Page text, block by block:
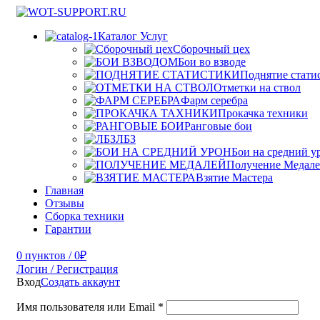
Каталог Услуг
Сборочный цех
Бои во взводе
Поднятие
Отметки на ствол
Фарм серебра
Прокачка техники
Ранговые бои
ЛБЗ
Бои на средний
Получение
Взятие Мастера
Главная
Отзывы
Сборка техники
Гарантии
0 пунктов / 0₽
Логин / Регистрация
ВходСоздать аккаунт
Имя пользователя или Email *